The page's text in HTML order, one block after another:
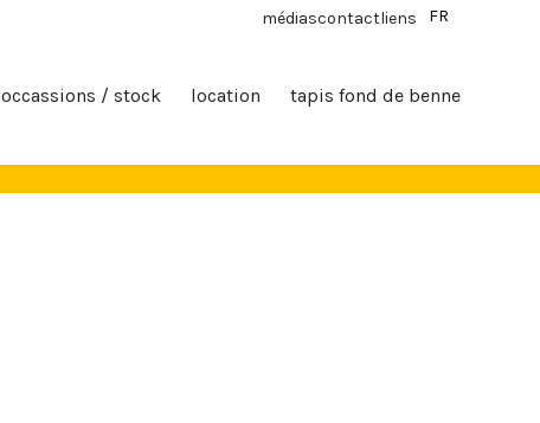
médiascontactliens FR
occassions / stock location tapis fond de benne